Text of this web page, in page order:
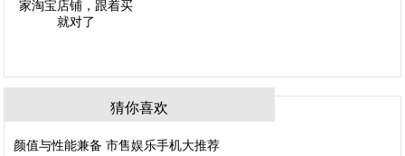
猜你喜欢
颜值与性能兼备 市售娱乐手机大推荐